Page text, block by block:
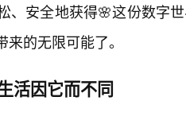
、安全地获得🌸这份数字
的无限可能了。
活因它而不同